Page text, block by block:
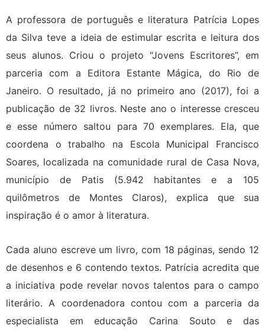
A professora de português e literatura Patrícia Lopes
da Silva teve a ideia de estimular escrita e leitura dos
seus alunos. Criou o projeto “Jovens Escritores”, em
parceria com a Editora Estante Mágica, do Rio de
Janeiro. O resultado, já no primeiro ano (2017), foi a
publicação de 32 livros. Neste ano o interesse cresceu
e esse número saltou para 70 exemplares. Ela, que
coordena o trabalho na Escola Municipal Francisco
Soares, localizada na comunidade rural de Casa Nova,
município de Patis (5.942 habitantes e a 105
quilômetros de Montes Claros), explica que sua
inspiração é o amor à literatura.
Cada aluno escreve um livro, com 18 páginas, sendo 12
de desenhos e 6 contendo textos. Patrícia acredita que
a iniciativa pode revelar novos talentos para o campo
literário. A coordenadora contou com a parceria da
especialista em educação Carina Souto e das